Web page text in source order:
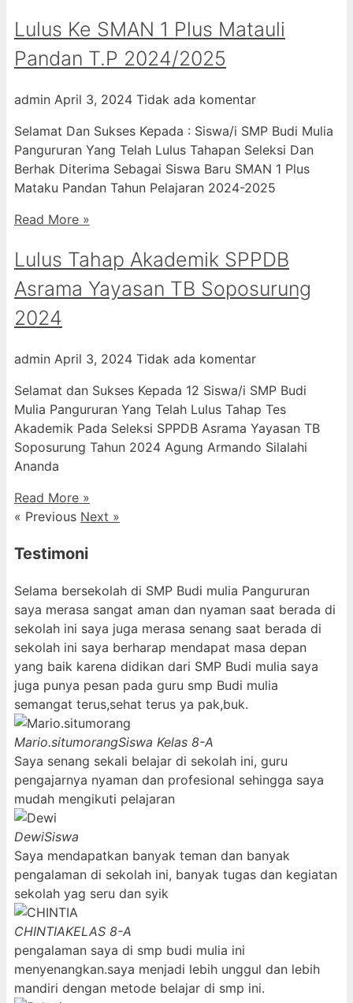
Lulus Ke SMAN 1 Plus Matauli
Pandan T.P 2024/2025
admin April 3, 2024 Tidak ada komentar
Selamat Dan Sukses Kepada : Siswa/i SMP Budi Mulia
Pangururan Yang Telah Lulus Tahapan Seleksi Dan
Berhak Diterima Sebagai Siswa Baru SMAN 1 Plus
Mataku Pandan Tahun Pelajaran 2024-2025
Read More »
Lulus Tahap Akademik SPPDB
Asrama Yayasan TB Soposurung
2024
admin April 3, 2024 Tidak ada komentar
Selamat dan Sukses Kepada 12 Siswa/i SMP Budi
Mulia Pangururan Yang Telah Lulus Tahap Tes
Akademik Pada Seleksi SPPDB Asrama Yayasan TB
Soposurung Tahun 2024 Agung Armando Silalahi
⁠Ananda
Read More »
« Previous Next »
Testimoni
Selama bersekolah di SMP Budi mulia Pangururan
saya merasa sangat aman dan nyaman saat berada di
sekolah ini saya juga merasa senang saat berada di
sekolah ini saya berharap mendapat masa depan
yang baik karena didikan dari SMP Budi mulia saya
juga punya pesan pada guru smp Budi mulia
semangat terus,sehat terus ya pak,buk.
Mario.situmorangSiswa Kelas 8-A
Saya senang sekali belajar di sekolah ini, guru
pengajarnya nyaman dan profesional sehingga saya
mudah mengikuti pelajaran
DewiSiswa
Saya mendapatkan banyak teman dan banyak
pengalaman di sekolah ini, banyak tugas dan kegiatan
sekolah yag seru dan syik
CHINTIAKELAS 8-A
pengalaman saya di smp budi mulia ini
menyenangkan.saya menjadi lebih unggul dan lebih
mandiri dengan metode belajar di smp ini.